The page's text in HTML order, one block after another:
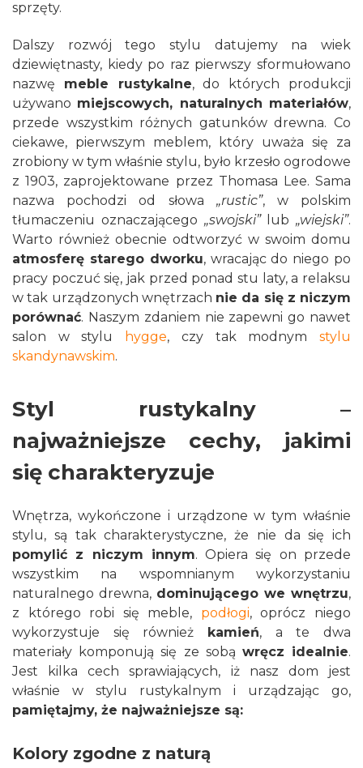
sprzęty.
Dalszy rozwój tego stylu datujemy na wiek
dziewiętnasty, kiedy po raz pierwszy sformułowano
nazwę meble rustykalne, do których produkcji
używano miejscowych, naturalnych materiałów,
przede wszystkim różnych gatunków drewna. Co
ciekawe, pierwszym meblem, który uważa się za
zrobiony w tym właśnie stylu, było krzesło ogrodowe
z 1903, zaprojektowane przez Thomasa Lee. Sama
nazwa pochodzi od słowa „rustic”, w polskim
tłumaczeniu oznaczającego „swojski”lub „wiejski”.
Warto również obecnie odtworzyć w swoim domu
atmosferę starego dworku, wracając do niego po
pracy poczuć się, jak przed ponad stu laty, a relaksu
w tak urządzonych wnętrzach nie da się z niczym
porównać. Naszym zdaniem nie zapewni go nawet
salon w stylu
hygge, czy tak modnymstylu
skandynawskim.
Styl rustykalny –
najważniejsze cechy, jakimi
się charakteryzuje
Wnętrza, wykończone i urządzone w tym właśnie
stylu, są tak charakterystyczne, że nie da się ich
pomylić z niczym innym. Opiera się on przede
wszystkim na wspomnianym wykorzystaniu
naturalnego drewna, dominującego we wnętrzu,
z którego robi się meble, podłogi, oprócz niego
wykorzystuje się również kamień, a te dwa
materiały komponują się ze sobą wręcz idealnie.
Jest kilka cech sprawiających, iż nasz dom jest
właśnie w stylu rustykalnym i urządzając go,
pamiętajmy, że najważniejsze są:
Kolory zgodne z naturą